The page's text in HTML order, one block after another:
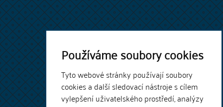
Používáme soubory cookies
Tyto webové stránky používají soubory
cookies a další sledovací nástroje s cílem
vylepšení uživatelského prostředí, analýzy